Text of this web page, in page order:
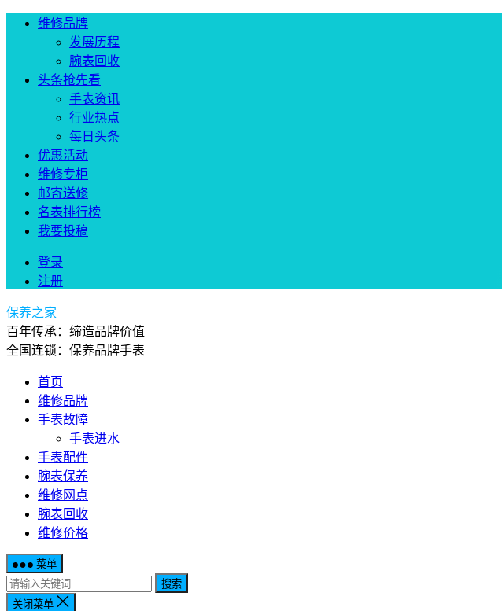
维修品牌
发展历程
腕表回收
头条抢先看
手表资讯
行业热点
每日头条
优惠活动
维修专柜
邮寄送修
名表排行榜
我要投稿
登录
注册
保养之家
百年传承：缔造品牌价值
全国连锁：保养品牌手表
首页
维修品牌
手表故障
手表进水
手表配件
腕表保养
维修网点
腕表回收
维修价格
菜单
搜索
关闭菜单